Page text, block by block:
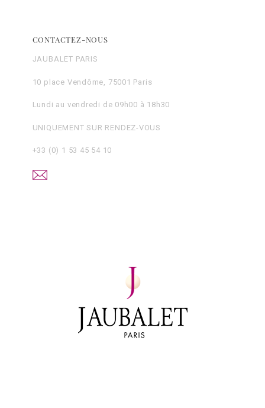
CONTACTEZ-NOUS
JAUBALET PARIS
10 place Vendôme, 75001 Paris
Lundi au vendredi de 09h00 à 18h30
UNIQUEMENT SUR RENDEZ-VOUS
+33 (0) 1 53 45 54 10